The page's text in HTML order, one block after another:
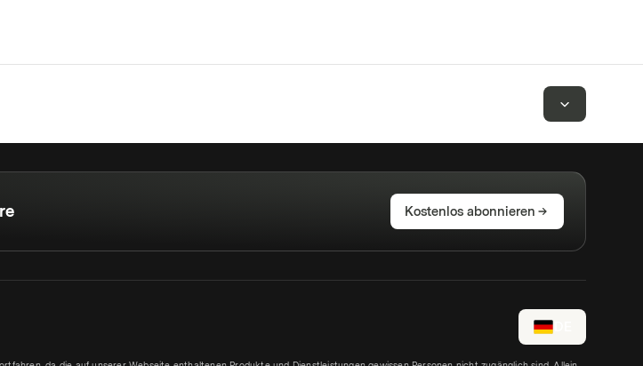
Kostenlos abonnieren